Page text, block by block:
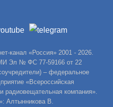
канал «Россия» 2001 - 2026.
Эл № ФС 77-59166 от 22
– федеральное
«Всероссийская
радиовещательная компания».
Алтынникова В.